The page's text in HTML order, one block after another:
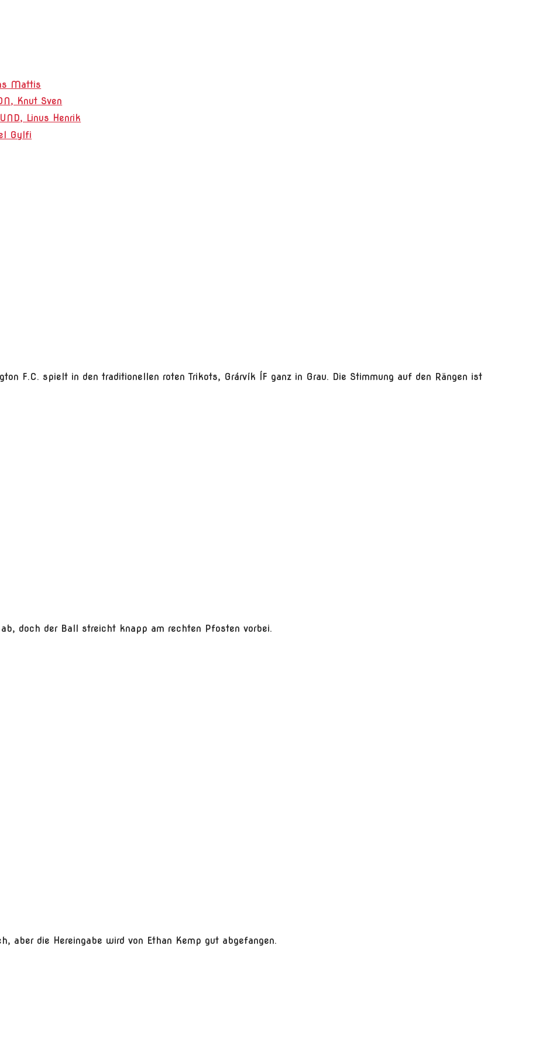
Mattis
Knut Sven
Linus Henrik
Gylfi
F.C. spielt in den traditionellen roten Trikots, Grárvík ÍF ganz in Grau. Die Stimmung auf den Rängen ist
doch der Ball streicht knapp am rechten Pfosten vorbei.
aber die Hereingabe wird von Ethan Kemp gut abgefangen.